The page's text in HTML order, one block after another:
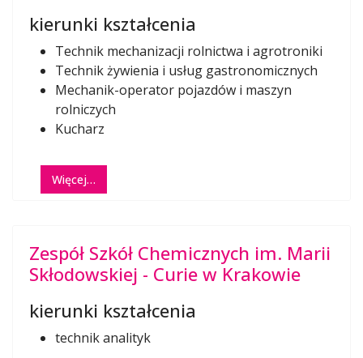
kierunki kształcenia
Technik mechanizacji rolnictwa i agrotroniki
Technik żywienia i usług gastronomicznych
Mechanik-operator pojazdów i maszyn
rolniczych
Kucharz
Więcej…
Zespół Szkół Chemicznych im. Marii
Skłodowskiej - Curie w Krakowie
kierunki kształcenia
technik analityk